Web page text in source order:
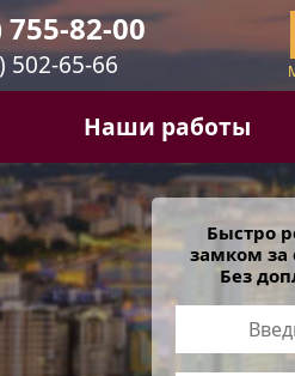
755-82-00
502-65-66
Наши работы
Быстро
замком за
Без